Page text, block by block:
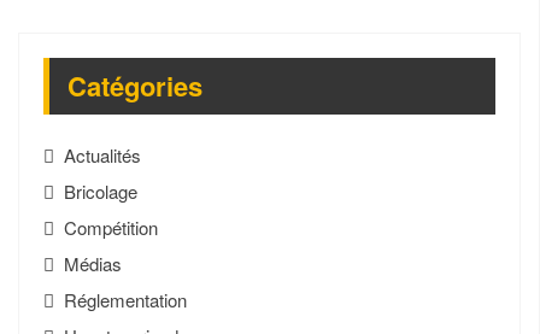
Catégories
Actualités
Bricolage
Compétition
Médias
Réglementation